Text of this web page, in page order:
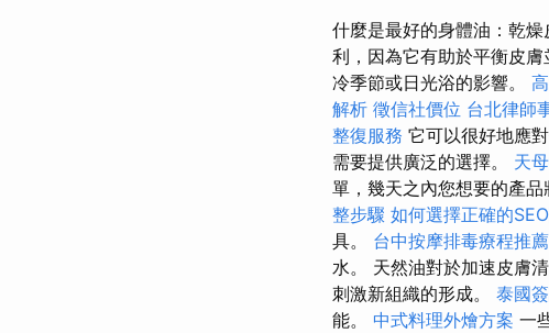
什麼是最好的身體油：乾
利，因為它有助於平衡皮
冷季節或日光浴的影響。
解析 徵信社價位 台北律師
整復服務 它可以很好地應
需要提供廣泛的選擇。 天
單，幾天之內您想要的產品
整步驟 如何選擇正確的
具。 台中按摩排毒療程推薦
水。 天然油對於加速皮膚
刺激新組織的形成。 泰國
能。 中式料理外燴方案 一